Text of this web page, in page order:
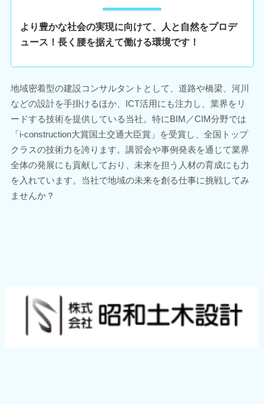
より豊かな社会の実現に向けて、人と自然をプロデ
ュース！長く腰を据えて働ける環境です！
地域密着型の建設コンサルタントとして、道路や橋梁、河川
などの設計を手掛けるほか、ICT活用にも注力し、業界をリ
ードする技術を提供している当社。特にBIM／CIM分野では
「i-construction大賞国土交通大臣賞」を受賞し、全国トップ
クラスの技術力を誇ります。講習会や事例発表を通じて業界
全体の発展にも貢献しており、未来を担う人材の育成にも力
を入れています。当社で地域の未来を創る仕事に挑戦してみ
ませんか？